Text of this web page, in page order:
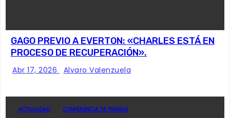
GAGO PREVIO A EVERTON: «CHARLES ESTÁ EN
PROCESO DE RECUPERACIÓN».
Abr 17, 2026 Alvaro Valenzuela
ACTUALIDAD CONFERENCIA DE PRENSA